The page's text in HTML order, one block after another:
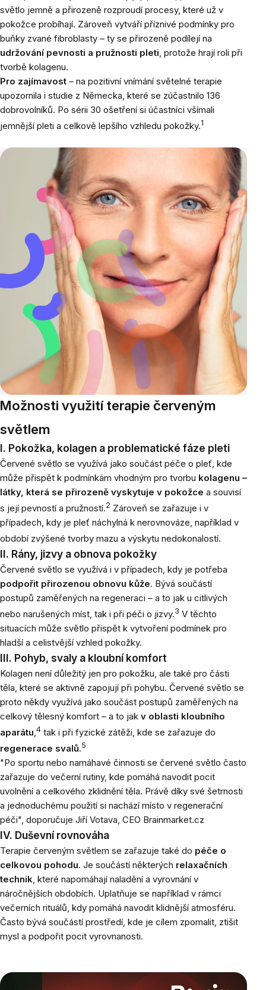
světlo jemně a přirozeně rozproudí procesy, které už v
pokožce probíhají. Zároveň vytváří příznivé podmínky pro
buňky zvané fibroblasty – ty se přirozeně podílejí na
udržování pevnosti a pružnosti pleti, protože hrají roli při
tvorbě kolagenu.
Pro zajímavost – na pozitivní vnímání světelné terapie
upozornila i studie z Německa, které se zúčastnilo 136
dobrovolníků. Po sérii 30 ošetření si účastníci všímali
jemnější pleti a celkově lepšího vzhledu pokožky.1
Možnosti využití terapie červeným
světlem
I. Pokožka, kolagen a problematické fáze pleti
Červené světlo se využívá jako součást péče o pleť, kde
může přispět k podmínkám vhodným pro tvorbu kolagenu –
látky, která se přirozeně vyskytuje v pokožce a souvisí
s její pevností a pružností.2 Zároveň se zařazuje i v
případech, kdy je pleť náchylná k nerovnováze, například v
období zvýšené tvorby mazu a výskytu nedokonalostí.
II. Rány, jizvy a obnova pokožky
Červené světlo se využívá i v případech, kdy je potřeba
podpořit přirozenou obnovu kůže. Bývá součástí
postupů zaměřených na regeneraci –⁠ a to jak u citlivých
nebo narušených míst, tak i při péči o jizvy.3 V těchto
situacích může světlo přispět k vytvoření podmínek pro
hladší a celistvější vzhled pokožky.
III. Pohyb, svaly a kloubní komfort
Kolagen není důležitý jen pro pokožku, ale také pro části
těla, které se aktivně zapojují při pohybu. Červené světlo se
proto někdy využívá jako součást postupů zaměřených na
celkový tělesný komfort –⁠ a to jak v oblasti kloubního
aparátu,4 tak i při fyzické zátěži, kde se zařazuje do
regenerace svalů.5
"Po sportu nebo namáhavé činnosti se červené světlo často
zařazuje do večerní rutiny, kde pomáhá navodit pocit
uvolnění a celkového zklidnění těla. Právě díky své šetrnosti
a jednoduchému použití si nachází místo v regenerační
péči", doporučuje Jiří Votava, CEO Brainmarket.cz
IV. Duševní rovnováha
Terapie červeným světlem se zařazuje také do péče o
celkovou pohodu. Je součástí některých relaxačních
technik, které napomáhají naladění a vyrovnání v
náročnějších obdobích. Uplatňuje se například v rámci
večerních rituálů, kdy pomáhá navodit klidnější atmosféru.
Často bývá součástí prostředí, kde je cílem zpomalit, ztišit
mysl a podpořit pocit vyrovnanosti.